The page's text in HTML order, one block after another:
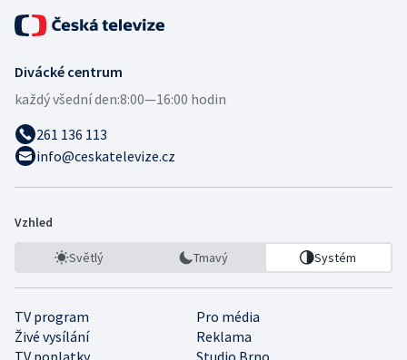
Divácké centrum
každý všední den:8:00—16:00 hodin
261 136 113
info@ceskatelevize.cz
Vzhled
Světlý Tmavý Systém
TV program
Pro média
Živé vysílání
Reklama